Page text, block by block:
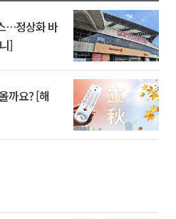
…정상화 바
]
까요? [해